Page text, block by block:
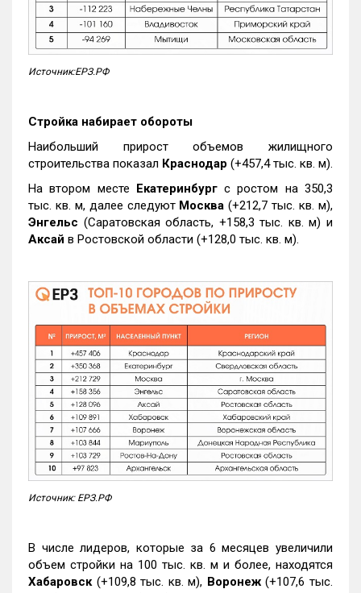
Источник:ЕРЗ.РФ
Стройка набирает обороты
Наибольший прирост объемов жилищного
строительства показал Краснодар (+457,4 тыс. кв. м).
На втором месте Екатеринбургс ростом на 350,3
тыс. кв. м, далее следуют Москва (+212,7 тыс. кв. м),
Энгельс (Саратовская область, +158,3 тыс. кв. м) и
Аксай в Ростовской области (+128,0 тыс. кв. м).
Источник: ЕРЗ.РФ
В числе лидеров, которые за 6 месяцев увеличили
объем стройки на 100 тыс. кв. м и более, находятся
Хабаровск (+109,8 тыс. кв. м), Воронеж(+107,6 тыс.